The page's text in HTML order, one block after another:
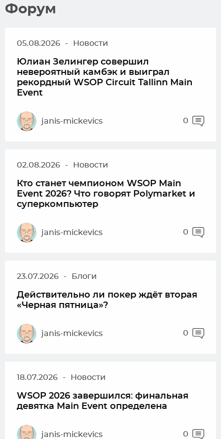
Форум
05.08.2026 - Новости
Юлиан Зелингер совершил
невероятный камбэк и выиграл
рекордный WSOP Circuit Tallinn Main
Event
janis-mickevics 0
02.08.2026 - Новости
Кто станет чемпионом WSOP Main
Event 2026? Что говорят Polymarket и
суперкомпьютер
janis-mickevics 0
23.07.2026 - Блоги
Действительно ли покер ждёт вторая
«Черная пятница»?
janis-mickevics 0
18.07.2026 - Новости
WSOP 2026 завершился: финальная
девятка Main Event определена
janis-mickevics 0